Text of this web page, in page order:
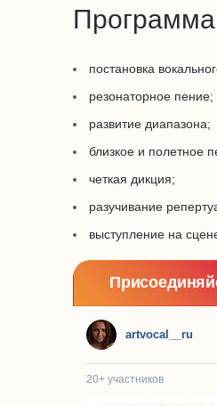
Программа
постановка
резонаторное пение;
развитие диапазона;
близкое и полетное
четкая дикция;
разучивание
выступление на
artvocal__ru
20+ участников